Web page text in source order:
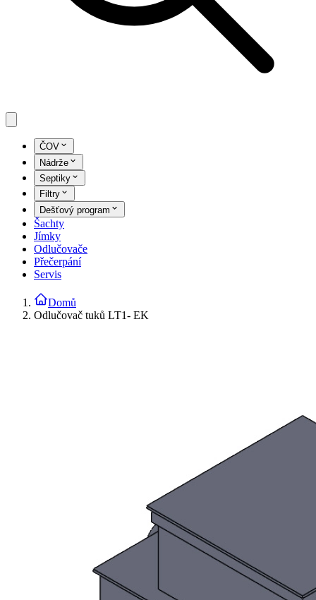
ČOV
Nádrže
Septiky
Filtry
Dešťový program
Šachty
Jímky
Odlučovače
Přečerpání
Servis
Domů
Odlučovač tuků LT1- EK